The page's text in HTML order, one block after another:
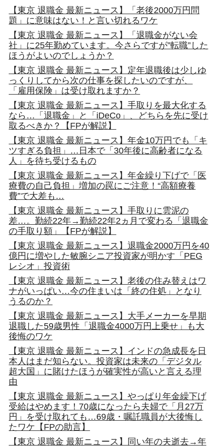
【東京 退職金 最新ニュース】「老後2000万円問
題」に意味はない！と言い切れるワケ
【東京 退職金 最新ニュース】「退職金がない会
社」に25年勤めています。今さらですが”転職”した
ほうがよいのでしょうか？
【東京 退職金 最新ニュース】定年退職後は少しゆ
っくりしてから次の仕事を探したいのですが、
「雇用保険」は受け取れますか？
【東京 退職金 最新ニュース】手取りを最大化する
なら…「退職金」と「iDeCo」、どちらを先に受け
取るべきか？【FPが解説】
【東京 退職金 最新ニュース】年金10万円でも「キ
ツすぎる負担」…日本で「30年後に高齢者になる
人」を待ち受けるもの
【東京 退職金 最新ニュース】年金繰り下げで「医
療費の自己負担」増加の罠にご注意！“高額療養
費”で大差も…
【東京 退職金 最新ニュース】手取りに雲泥の
差…。勤続22年→勤続22年2ヵ月で変わる「退職金
の手取り額」【FPが解説】
【東京 退職金 最新ニュース】退職金2000万円を40
億円に増やした敏腕シニア投資家が明かす「PEG
レシオ」投資術
【東京 退職金 最新ニュース】老後の住み替えはワ
ナがいっぱい…今の住まいは「終の住処」となり
うるのか？
【東京 退職金 最新ニュース】大手メーカーを早期
退職した59歳男性「退職金4000万円上乗せ」も大
後悔のワケ
【東京 退職金 最新ニュース】インドの急成長を日
本人はまだ知らない。投資家は未来の「デジタル
超大国」に賭けたほうが確実性が高いと言える理
由
【東京 退職金 最新ニュース】やっぱり年金繰下げ
受給はやめます！70歳になったら夫婦で「月27万
円」を受け取れても…69歳・嘱託職員が大後悔し
たワケ【FPの助言】
【東京 退職金 最新ニュース】同い年の夫逝去→年